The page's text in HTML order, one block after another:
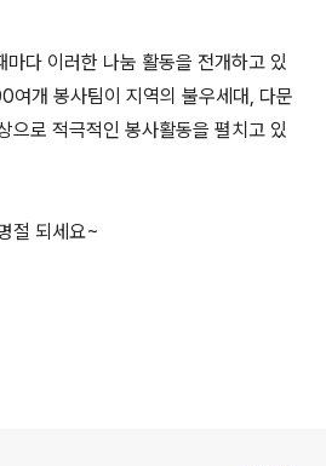
다 이러한 나눔 활동을 전개하고 있
여개 봉사팀이 지역의 불우세대, 다문
으로 적극적인 봉사활동을 펼치고 있
절 되세요~